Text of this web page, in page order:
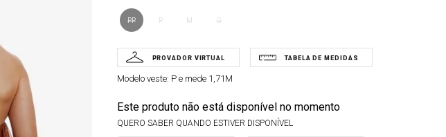
PP P M G
Modelo veste: P e mede 1,71M
Este produto não está disponível no momento
QUERO SABER QUANDO ESTIVER DISPONÍVEL